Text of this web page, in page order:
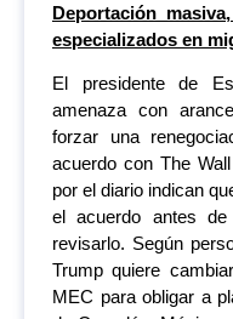
Deportación
especializados en
El presidente de
amenaza con
forzar una
acuerdo con The
por el diario indican
el acuerdo antes de
revisarlo. Según
Trump quiere
MEC para obligar a